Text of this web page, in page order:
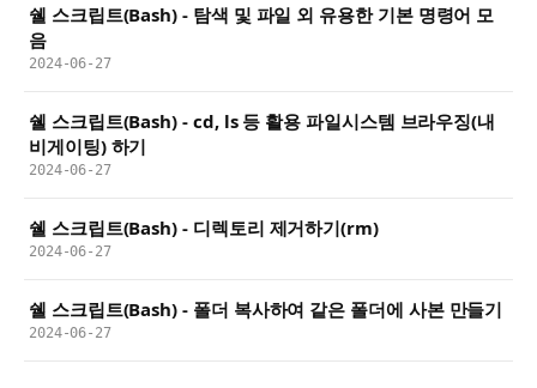
쉘 스크립트(Bash) - 탐색 및 파일 외 유용한 기본 명령어 모
음
2024-06-27
쉘 스크립트(Bash) - cd, ls 등 활용 파일시스템 브라우징(내
비게이팅) 하기
2024-06-27
쉘 스크립트(Bash) - 디렉토리 제거하기(rm)
2024-06-27
쉘 스크립트(Bash) - 폴더 복사하여 같은 폴더에 사본 만들기
2024-06-27